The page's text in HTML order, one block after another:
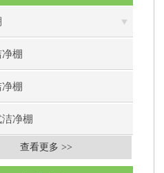
棚
棚
净棚
查看更多 >>